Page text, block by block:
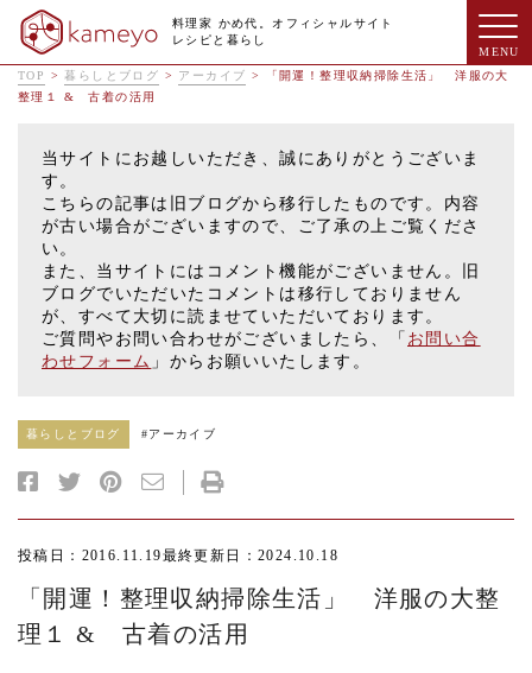
料理家 かめ代。オフィシャルサイト
レシピと暮らし
TOP > 暮らしとブログ > アーカイブ >
「開運！整理収納掃除生活」 洋服の大
整理１ & 古着の活用
当サイトにお越しいただき、誠にありがとうございま
す。
こちらの記事は旧ブログから移行したものです。内容
が古い場合がございますので、ご了承の上ご覧くださ
い。
また、当サイトにはコメント機能がございません。旧
ブログでいただいたコメントは移行しておりません
が、すべて大切に読ませていただいております。
ご質問やお問い合わせがございましたら、「 お問い合
わせフォーム 」からお願いいたします。
暮らしとブログ #アーカイブ
投稿日：2016.11.19最終更新日：2024.10.18
「開運！整理収納掃除生活」 洋服の大整
理１ & 古着の活用